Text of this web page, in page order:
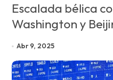
Escalada bélica
Washington y
Abr 9, 2025